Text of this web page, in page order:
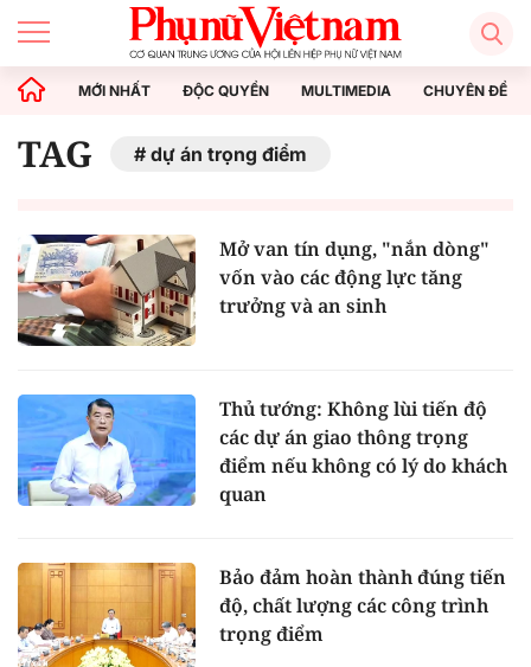
MỚI NHẤT ĐỘC QUYỀN MULTIMEDIA CHUYÊN ĐỀ
TAG dự án trọng điểm
Mở van tín dụng, "nắn dòng"
vốn vào các động lực tăng
trưởng và an sinh
Thủ tướng: Không lùi tiến độ
các dự án giao thông trọng
điểm nếu không có lý do khách
quan
Bảo đảm hoàn thành đúng tiến
độ, chất lượng các công trình
trọng điểm